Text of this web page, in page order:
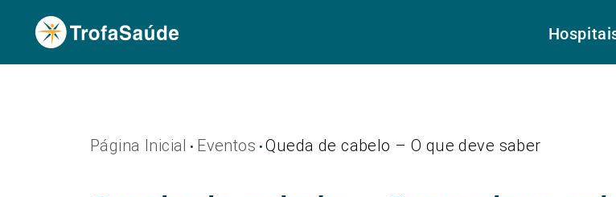
Página Inicial • Eventos •Queda de cabelo – O que deve saber